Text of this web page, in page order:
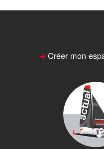
Créer mon